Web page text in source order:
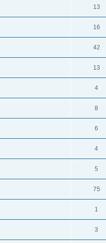
13
16
42
13
4
8
6
4
5
75
1
3